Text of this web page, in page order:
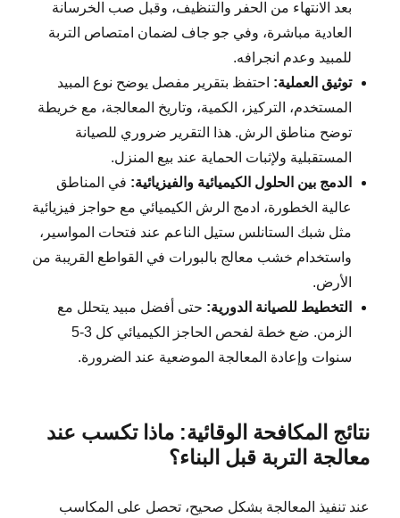
بعد الانتهاء من الحفر والتنظيف، وقبل صب الخرسانة
العادية مباشرة، وفي جو جاف لضمان امتصاص التربة
للمبيد وعدم انجرافه.
توثيق العملية: احتفظ بتقرير مفصل يوضح نوع المبيد
المستخدم، التركيز، الكمية، وتاريخ المعالجة، مع خريطة
توضح مناطق الرش. هذا التقرير ضروري للصيانة
المستقبلية ولإثبات الحماية عند بيع المنزل.
الدمج بين الحلول الكيميائية والفيزيائية: في المناطق
عالية الخطورة، ادمج الرش الكيميائي مع حواجز فيزيائية
مثل شبك الستانلس ستيل الناعم عند فتحات المواسير،
واستخدام خشب معالج بالبورات في القواطع القريبة من
الأرض.
التخطيط للصيانة الدورية: حتى أفضل مبيد يتحلل مع
الزمن. ضع خطة لفحص الحاجز الكيميائي كل 3-5
سنوات وإعادة المعالجة الموضعية عند الضرورة.
نتائج المكافحة الوقائية: ماذا تكسب عند
معالجة التربة قبل البناء؟
عند تنفيذ المعالجة بشكل صحيح، تحصل على المكاسب